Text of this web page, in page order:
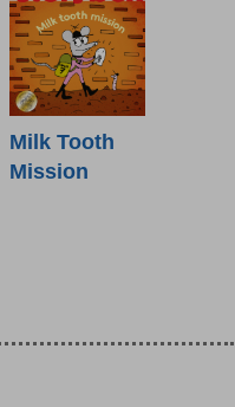
Milk Tooth
Mission